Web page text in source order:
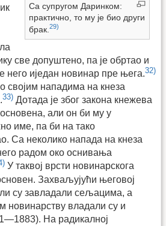
Са супругом Даринком:
практично, то му је био други
брак. 29)
све допуштено, па је обртао и
него иједан новинар пре њега.32)
својим нападима на кнеза
.33) Дотада је због закона кнежева
али он би му у
име, па би на тако
Са неколико напада на кнеза
радом око оснивања
У таквој врсти новинарскога
Захваљујући његовој
су завладали сељацима, а
новинарству владали су и
На радикалној